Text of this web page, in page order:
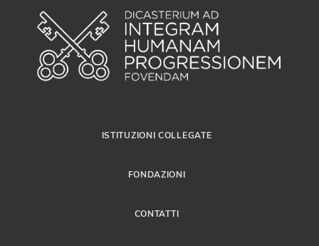
ISTITUZIONI COLLEGATE
FONDAZIONI
CONTATTI